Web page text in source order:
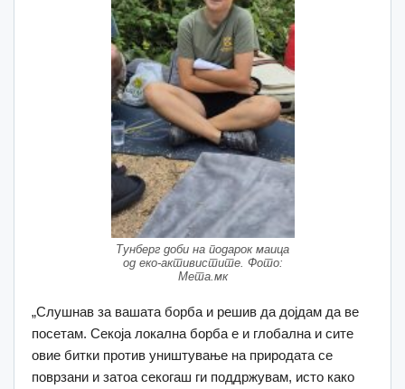
Тунберг доби на подарок маица
од еко-активистите. Фото:
Мета.мк
„Слушнав за вашата борба и решив да дојдам да ве
посетам. Секоја локална борба е и глобална и сите
овие битки против уништување на природата се
поврзани и затоа секогаш ги поддржувам, исто како